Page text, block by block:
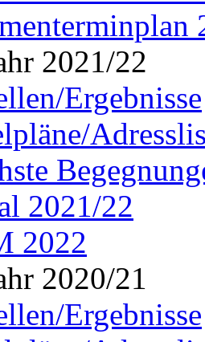
2021/22
Ergebnisse
2021/22
2022
2020/21
Ergebnisse